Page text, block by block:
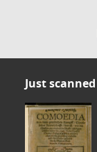
Just scanned